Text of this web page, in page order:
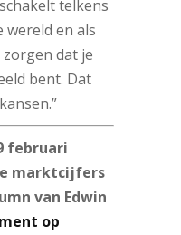
telkens
en als
dat je
bent. Dat
februari
marktcijfers
van Edwin
op